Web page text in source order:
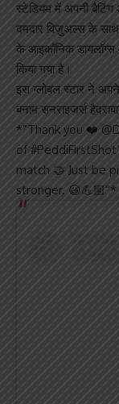
स्टेडियम में अपनी
दमदार विज़ुअल्स के
के आइकॉनिक डायलॉग्स
किया गया है।
इस ग्लोबल स्टार ने
बनाम सनराइजर्स
*”Thank you ❤️
of #PeddiFirstShot
match 🤝 Just be
stronger. 😃💪🏼”*